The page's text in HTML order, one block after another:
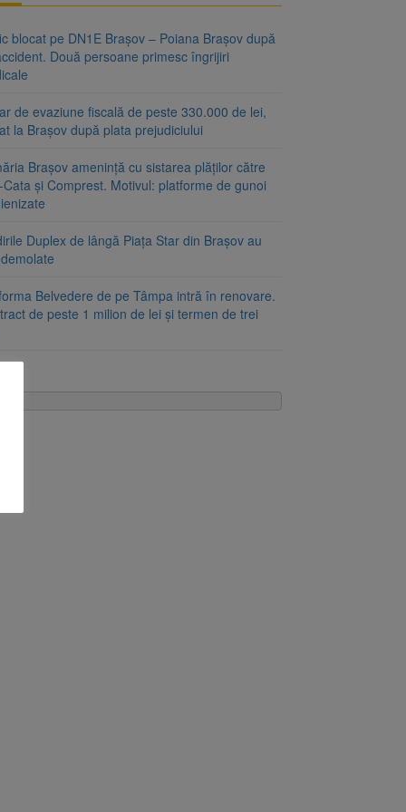
blocat pe DN1E Brașov – Poiana Brașov după
Două persoane primesc îngrijiri
de evaziune fiscală de peste 330.000 de lei,
la Brașov după plata prejudiciului
Brașov amenință cu sistarea plăților către
Cata și Comprest. Motivul: platforme de gunoi
Duplex de lângă Piața Star din Brașov au
Belvedere de pe Tâmpa intră în renovare.
de peste 1 milion de lei și termen de trei